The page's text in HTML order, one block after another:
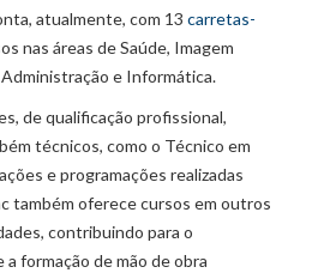
atualmente, com 13carretas-
nas áreas de Saúde, Imagem
e Informática.
de qualificação profissional,
técnicos, como o Técnico em
e programações realizadas
também oferece cursos em outros
contribuindo para o
formação de mão de obra